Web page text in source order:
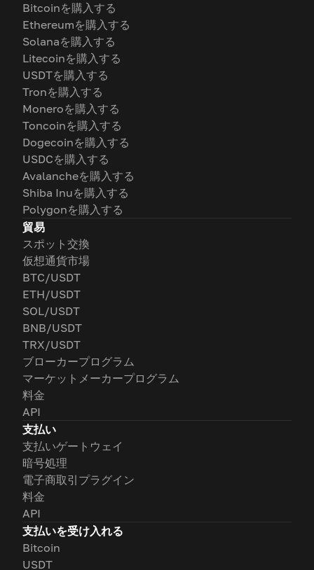
Bitcoinを購入する
Ethereumを購入する
Solanaを購入する
Litecoinを購入する
USDTを購入する
Tronを購入する
Moneroを購入する
Toncoinを購入する
Dogecoinを購入する
USDCを購入する
Avalancheを購入する
Shiba Inuを購入する
Polygonを購入する
貿易
スポット交換
仮想通貨市場
BTC/USDT
ETH/USDT
SOL/USDT
BNB/USDT
TRX/USDT
ブローカープログラム
マーケットメーカープログラム
料金
API
支払い
支払いゲートウェイ
暗号処理
電子商取引プラグイン
料金
API
支払いを受け入れる
Bitcoin
USDT